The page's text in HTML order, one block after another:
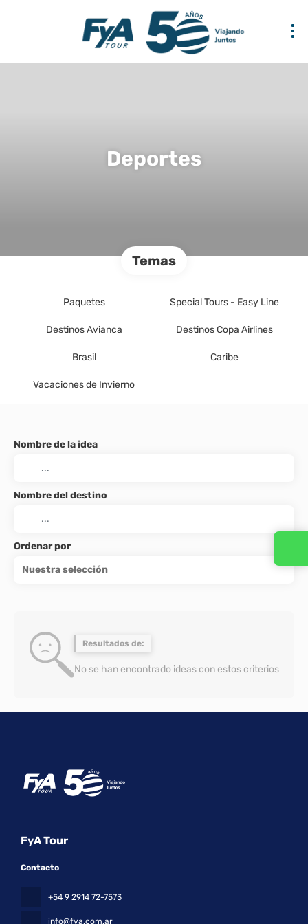
Deportes
Temas
Paquetes Special Tours - Easy Line
Destinos Avianca Destinos Copa Airlines
Brasil Caribe
Vacaciones de Invierno
Nombre de la idea
Nombre del destino
Ordenar por
Nuestra selección
Resultados de:
No se han encontrado ideas con estos criterios
FyA Tour
Contacto
+54 9 2914 72-7573
info@fya.com.ar